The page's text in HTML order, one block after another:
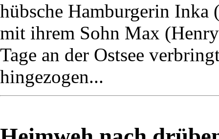
hübsche Hamburgerin
mit ihrem Sohn Max
Tage an der Ostsee
hingezogen...